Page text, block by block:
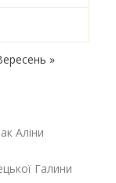
»
Аліни
Галини